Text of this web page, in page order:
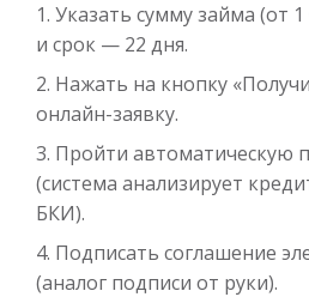
Переведём в долг
Сумма
Срок
Указать сумму займа (от
и срок — 22 дня.
Нажать на кнопку
онлайн-заявку.
Пройти автоматическую
(система анализирует
БКИ).
Подписать соглашение
(аналог подписи от руки).